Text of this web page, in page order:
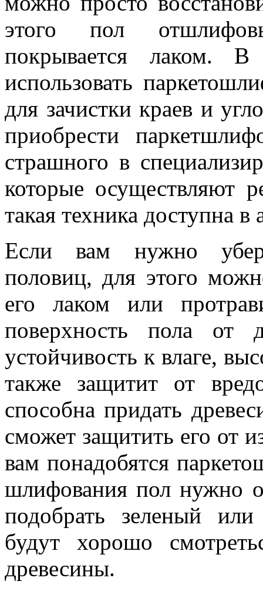
этого пол
покрывается лаком.
использовать
для зачистки краев и
приобрести
страшного в
которые осуществляют
такая техника доступна в
Если вам нужно
половиц, для этого
его лаком или
поверхность пола от
устойчивость к влаге,
также защитит от
способна придать
сможет защитить его от
вам понадобятся
шлифования пол нужно
подобрать зеленый
будут хорошо
древесины.